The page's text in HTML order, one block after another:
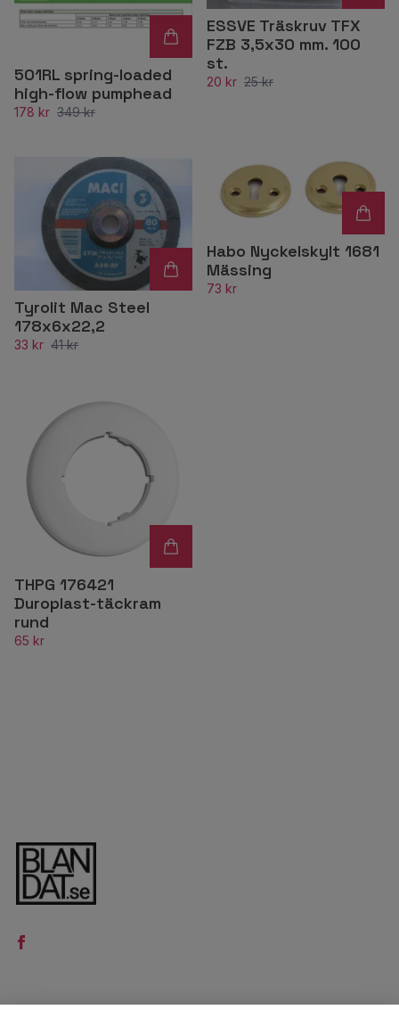
501RL spring-loaded
high-flow pumphead
178 kr 349 kr
ESSVE Träskruv TFX
FZB 3,5x30 mm. 100
st.
20 kr 25 kr
Tyrolit Mac Steel
178x6x22,2
33 kr 41 kr
Habo Nyckelskylt 1681
Mässing
73 kr
THPG 176421
Duroplast-täckram
rund
65 kr